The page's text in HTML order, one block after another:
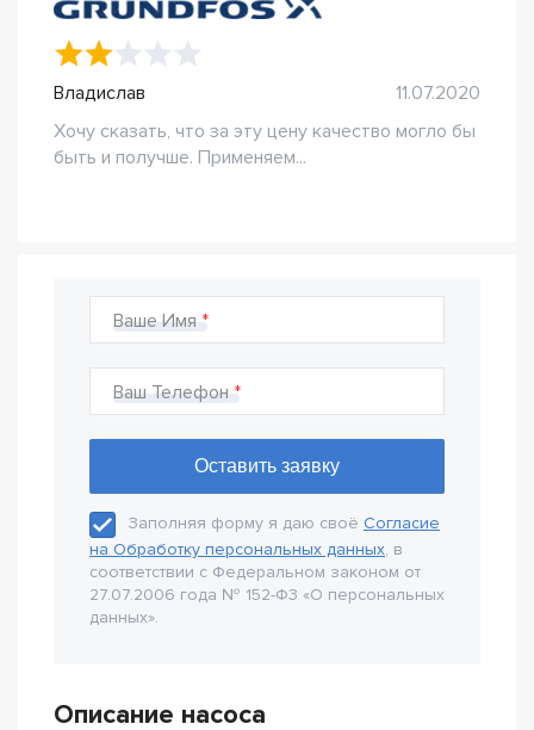
Владислав
11.07.2020
Хочу сказать, что за эту цену качество могло бы
быть и получше. Применяем...
Ваше Имя
Ваш Телефон
Заполняя форму я даю своё Согласие
на Обработку персональных данных, в
соответствии с Федеральном законом от
27.07.2006 года № 152-Ф3 «О персональных
данных».
Описание насоса